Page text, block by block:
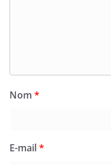
Nom *
E-mail*